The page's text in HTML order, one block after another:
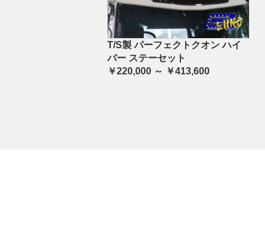
T/S製 パーフェクトクオン ハイ
バー ステーセット
￥220,000 ～ ￥413,600